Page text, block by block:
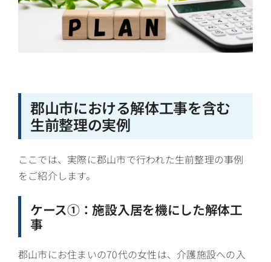
郡山市における解体工事を含む
生前整理の実例
ここでは、実際に郡山市で行われた生前整理の事例
をご紹介します。
ケース①：施設入居を機にした解体工
事
郡山市にお住まいの70代の女性は、介護施設への入